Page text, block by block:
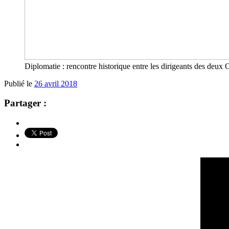
Diplomatie : rencontre historique entre les dirigeants des deux
Publié le 26 avril 2018
Partager :